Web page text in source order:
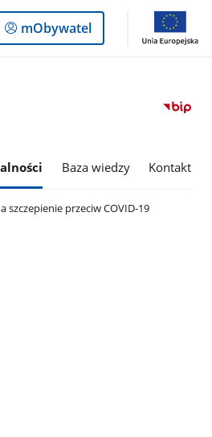
Logowanie
do
mObywatel
Baza wiedzy Kontakt
szczepienie przeciw COVID-19